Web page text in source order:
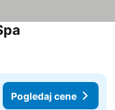
Pogledaj cene